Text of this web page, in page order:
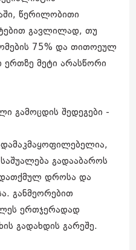
წერილობითი
გავლილად, თუ
75% და თითოეულ
ერთზე მეტი არასწორი
გამოცდის შედეგები -
გადააბაროს
დათქმულ დროსა და
განმეორებით
ერთჯერადად
გადახდის გარეშე.